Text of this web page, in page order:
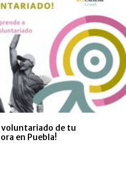
voluntariado de tu
en Puebla!